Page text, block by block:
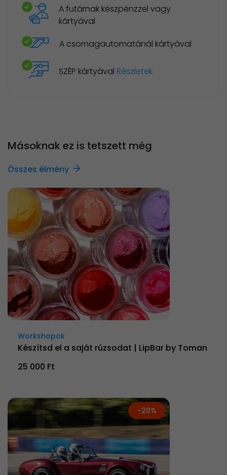
A futárnak készpénzzel vagy
kártyával
A csomagautomatánál kártyával
SZÉP kártyával Részletek
Másoknak ez is tetszett még
Összes élmény
Workshopok
Készítsd el a saját rúzsodat | LipBar by Toman
25 000 Ft
-20%